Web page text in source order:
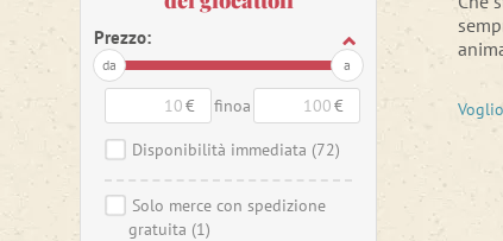
Prezzo:
da a
€ finoa €
Disponibilità immediata (72)
Solo merce con spedizione
gratuita (1)
Il